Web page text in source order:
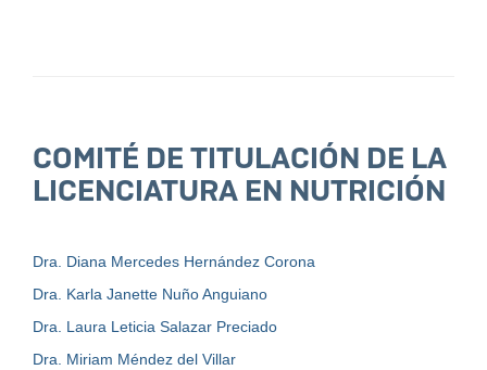
COMITÉ DE TITULACIÓN DE LA
LICENCIATURA EN NUTRICIÓN
Dra. Diana Mercedes Hernández Corona
Dra. Karla Janette Nuño Anguiano
Dra. Laura Leticia Salazar Preciado
Dra. Miriam Méndez del Villar